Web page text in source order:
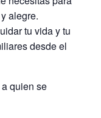
alegre.
tu vida y tu
desde el
quien se